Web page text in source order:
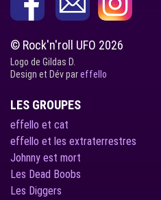
© Rock'n'roll UFO 2026
Logo de Gildas D.
Design et Dév pareffello
LES GROUPES
effello et cat
effello et les extraterrestres
Johnny est mort
Les Dead Boobs
Les Diggers